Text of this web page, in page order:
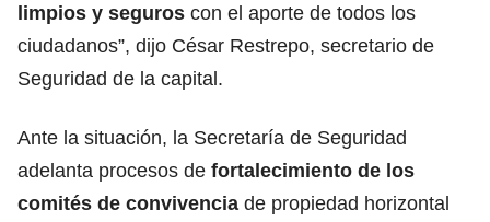
limpios y seguros con el aporte de todos los
ciudadanos”, dijo César Restrepo, secretario de
Seguridad de la capital.
Ante la situación, la Secretaría de Seguridad
adelanta procesos de fortalecimiento de los
comités de convivencia de propiedad horizontal